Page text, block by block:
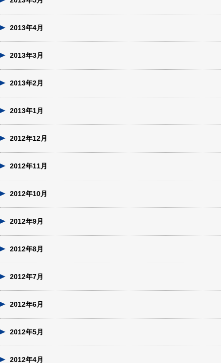
2013年4月
2013年3月
2013年2月
2013年1月
2012年12月
2012年11月
2012年10月
2012年9月
2012年8月
2012年7月
2012年6月
2012年5月
2012年4月